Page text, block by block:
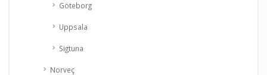
Göteborg
Uppsala
Sigtuna
Norveç